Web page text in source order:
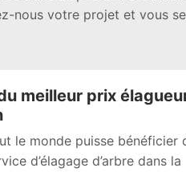
nous votre projet et vous
meilleur prix
le monde puisse bénéficier
d’élagage d’arbre dans la